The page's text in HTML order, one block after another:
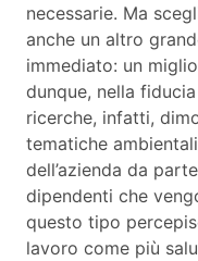
necessarie. Ma
anche un altro
immediato: un
dunque, nella
ricerche, infatti,
tematiche
dell’azienda da
dipendenti che
questo tipo
lavoro come più